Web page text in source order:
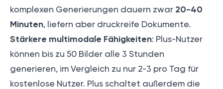
komplexen Generierungen dauern zwar 20-40
Minuten, liefern aber druckreife Dokumente.
Stärkere multimodale Fähigkeiten: Plus-Nutzer
können bis zu 50 Bilder alle 3 Stunden
generieren, im Vergleich zu nur 2-3 pro Tag für
kostenlose Nutzer. Plus schaltet außerdem die